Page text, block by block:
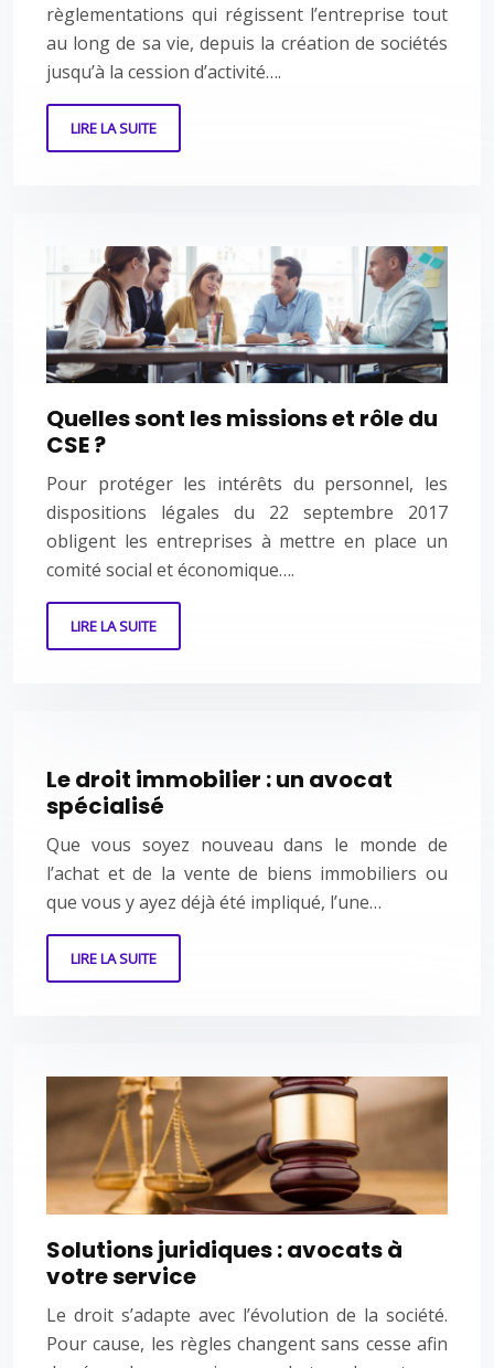
règlementations qui régissent l’entreprise tout
au long de sa vie, depuis la création de sociétés
jusqu’à la cession d’activité….
LIRE LA SUITE
Quelles sont les missions et rôle du
CSE ?
Pour protéger les intérêts du personnel, les
dispositions légales du 22 septembre 2017
obligent les entreprises à mettre en place un
comité social et économique….
LIRE LA SUITE
Le droit immobilier : un avocat
spécialisé
Que vous soyez nouveau dans le monde de
l’achat et de la vente de biens immobiliers ou
que vous y ayez déjà été impliqué, l’une…
LIRE LA SUITE
Solutions juridiques : avocats à
votre service
Le droit s’adapte avec l’évolution de la société.
Pour cause, les règles changent sans cesse afin